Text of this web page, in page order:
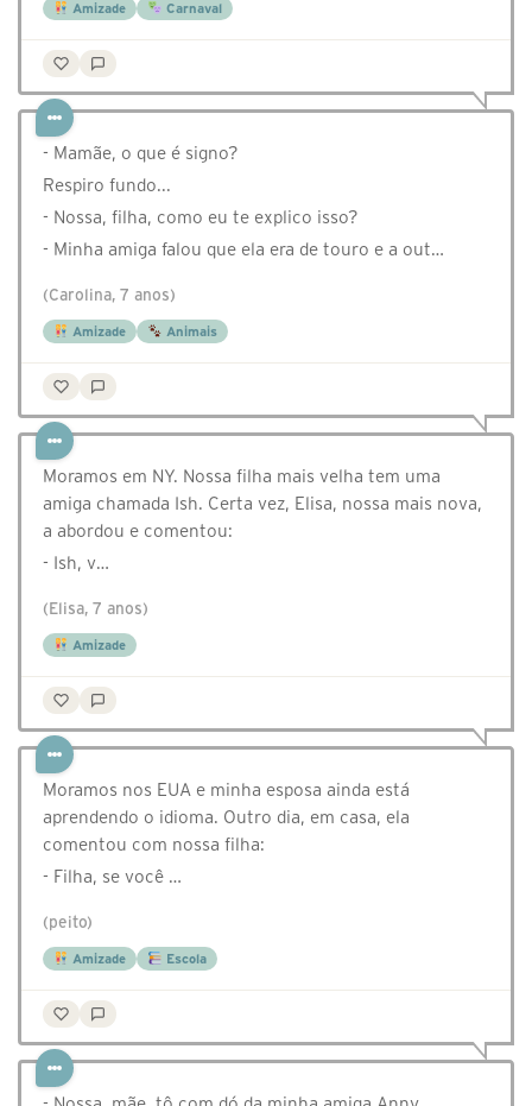
Amizade Carnaval
- Mamãe, o que é signo?
Respiro fundo...
- Nossa, filha, como eu te explico isso?
- Minha amiga falou que ela era de touro e a out…
(Carolina, 7 anos)
Amizade Animais
Moramos em NY. Nossa filha mais velha tem uma
amiga chamada Ish. Certa vez, Elisa, nossa mais nova,
a abordou e comentou:
- Ish, v…
(Elisa, 7 anos)
Amizade
Moramos nos EUA e minha esposa ainda está
aprendendo o idioma. Outro dia, em casa, ela
comentou com nossa filha:
- Filha, se você …
(peito)
Amizade Escola